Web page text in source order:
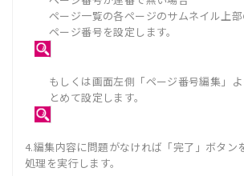
ページ一覧の各ページのサムネイル上
ページ番号を設定します。
もしくは画面左側「ページ番号編集」
とめて設定します。
4.編集内容に問題がなければ「完了」ボタン
処理を実行します。